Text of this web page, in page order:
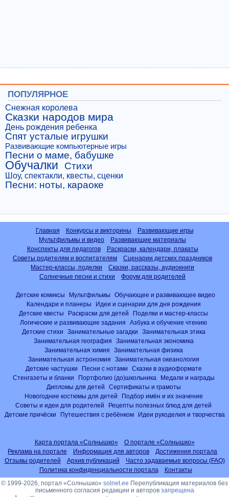
ПОПУЛЯРНОЕ
Снежная королева
Сказки народов мира
День рождения ребенка
Спят усталые игрушки
Развивающие компьютерные игры
Песни о маме, бабушке
Обучалки Стихи
Шоу, спектакли, квесты, сценки
Песни: ноты, караоке
Главная Конкурсы и викторины
Развивающие игры
Мультфильмы и видео
Развивающие материалы
Конспекты для педагогов
Раскраски, календари, плакаты
Советы родителям и воспитателям
Сценарии детских праздников
Мастер-классы, поделки
Сказки, рассказы, аудиокниги
Солнечные песни и стихи
Форум для родителей
Детские комиксы Мультфильмы
Обучающее и развивающее видео
Календари и планеры
Идеи и сценарии для дня рождения
Детские квесты
Раскраски для детей
Поделки и мастер-классы
Логические и развивающие задания
Азбука и обучение чтению
Детские стихи
Занимательные загадки
Занимательная этика
Занимательная география
Занимательная экономика
Занимательная химия
Занимательная физика
Занимательная астрономия
Занимательная океанология
Детские частушки
Песни с нотами
Сказки в аудиоформате
Стенгазеты и бланки
Портфолио (до)школьника
Медали и награды
Дипломы для детей
Сертификаты и грамоты
Новогодние костюмы для детей
Подбор имён и их значение
Советы и идеи для родителей
Рецепты полезных блюд для детей
Детские причёски
Путешествия с ребёнком Идеи рукоделия и творчества
Карта портала «Солнышко»
О портале «Солнышко»
Реклама на портале
Информация для авторов
Достижения портала
Отзывы родителей
Архив публикаций
Часто задаваемые вопросы (FAQ)
Политика конфиденциальности портала
Контакты
© 1999-2026, портал «Солнышко» solnet.ee Перепубликация материалов без
письменного согласия редакции и авторов запрещена